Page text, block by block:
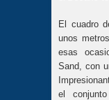
El cuadro
unos
esas
Sand, con
el